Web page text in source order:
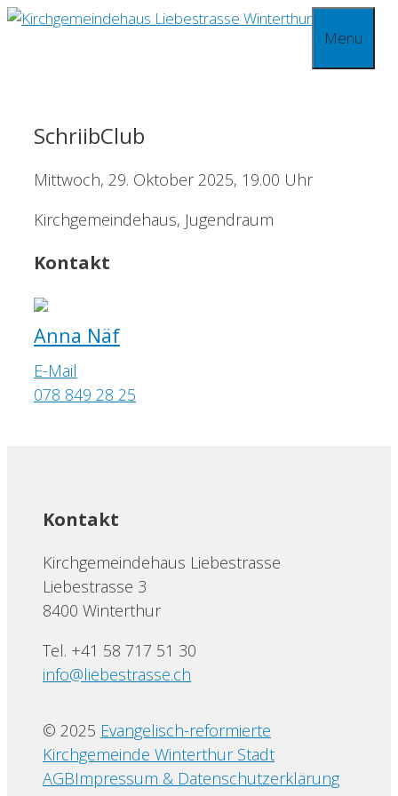
Springe
Menu
SchriibClub
Mittwoch, 29. Oktober 2025, 19.00 Uhr
Kirchgemeindehaus, Jugendraum
Kontakt
Anna Näf
E-Mail
078 849 28 25
Kontakt
Kirchgemeindehaus Liebestrasse
Liebestrasse 3
8400 Winterthur
Tel. +41 58 717 51 30
info@liebestrasse.ch
© 2025 Evangelisch-reformierte
Kirchgemeinde Winterthur Stadt
Impressum & Datenschutzerklärung
AGB